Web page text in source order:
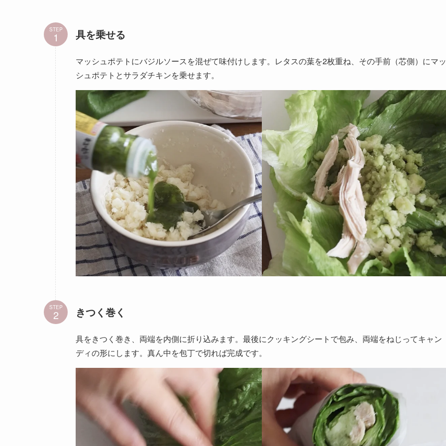
STEP 具を乗せる
マッシュポテトにバジルソースを混ぜて味付けします。レタスの葉を2枚重ね、その手前（芯側）にマッ
シュポテトとサラダチキンを乗せます。
STEP きつく巻く
具をきつく巻き、両端を内側に折り込みます。最後にクッキングシートで包み、両端をねじってキャン
ディの形にします。真ん中を包丁で切れば完成です。